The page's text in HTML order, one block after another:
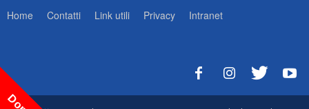
Home Contatti Link utili Privacy Intranet